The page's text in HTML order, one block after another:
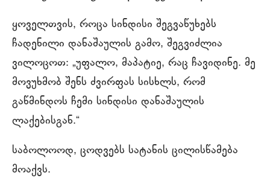
ყოველთვის, როცა სინდისი შეგვაწუხებს
ჩადენილი დანაშაულის გამო, შეგვიძლია
ვილოცოთ: „უფალო, მაპატიე, რაც ჩავიდინე. მე
მოვუხმობ შენს ძვირფას სისხლს, რომ
გაწმინდოს ჩემი სინდისი დანაშაულის
ლაქებისგან.“
საბოლოოდ, ცოდვებს სატანის ცილისწამება
მოაქვს.